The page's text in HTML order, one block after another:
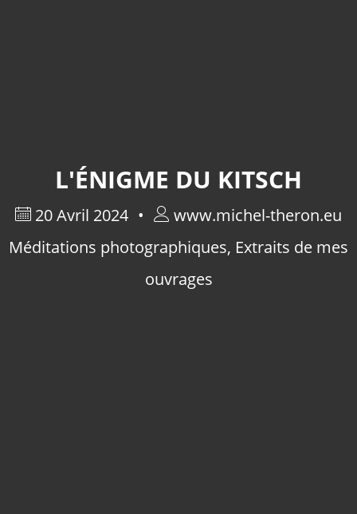
L'ÉNIGME DU KITSCH
20 Avril 2024
www.michel-theron.eu
Méditations photographiques, Extraits de mes
ouvrages